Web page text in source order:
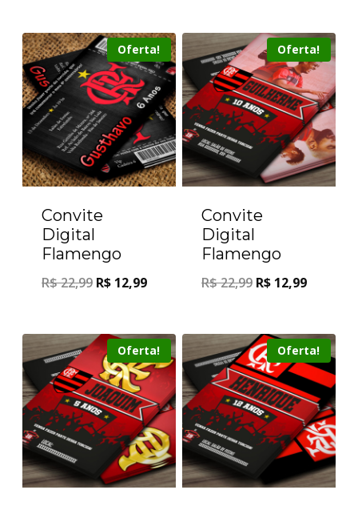
Oferta!
Convite
Digital
Flamengo
R$22,99 R$ 12,99
Oferta!
Convite
Digital
Flamengo
R$22,99 R$ 12,99
Oferta! Oferta!